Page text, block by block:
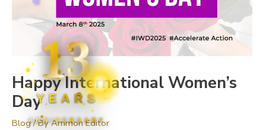
13
YEARS
ANNIVERSARY
Happy International Women’s
Day
Blog/ ByAmmon Editor